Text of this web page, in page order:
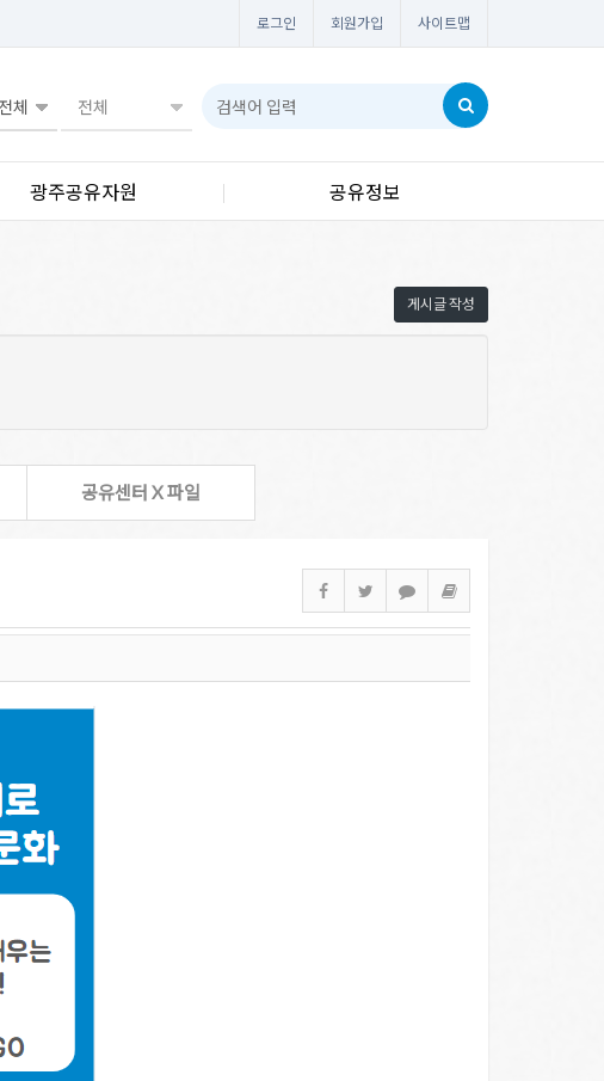
로그인 회원가입 사이트맵
광주공유자원 공유정보
게시글 작성
공유센터 X 파일